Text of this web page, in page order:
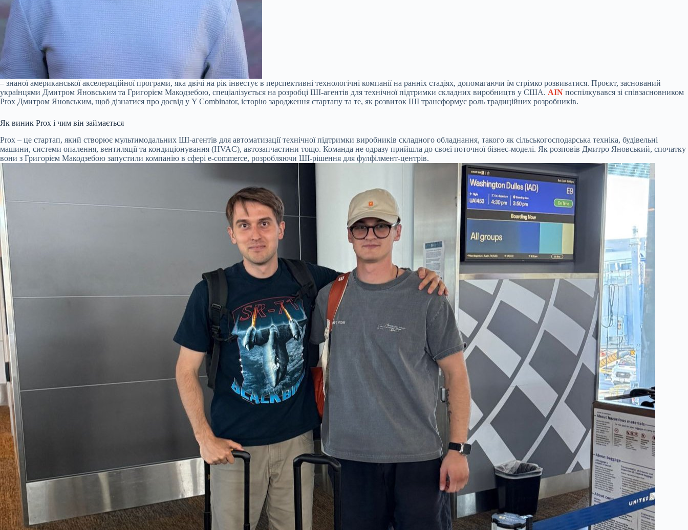
– знаної американської акселераційної програми, яка двічі на рік інвестує в перспективні технологічні компанії на ранніх стадіях, допомагаючи їм стрімко розвиватися. Проєкт, заснований
українцями Дмитром Яновським та Григорієм Макодзебою, спеціалізується на розробці ШІ-агентів для технічної підтримки складних виробництв у США. AIN поспілкувався зі співзасновником
Prox Дмитром Яновським, щоб дізнатися про досвід у Y Combinator, історію зародження стартапу та те, як розвиток ШІ трансформує роль традиційних розробників.
Як виник Prox і чим він займається
Prox – це стартап, який створює мультимодальних ШІ-агентів для автоматизації технічної підтримки виробників складного обладнання, такого як сільськогосподарська техніка, будівельні
машини, системи опалення, вентиляції та кондиціонування (HVAC), автозапчастини тощо. Команда не одразу прийшла до своєї поточної бізнес-моделі. Як розповів Дмитро Яновський, спочатку
вони з Григорієм Макодзебою запустили компанію в сфері e-commerce, розробляючи ШІ-рішення для фулфілмент-центрів.